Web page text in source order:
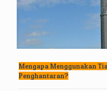
Mengapa Menggunakan
Penghantaran?